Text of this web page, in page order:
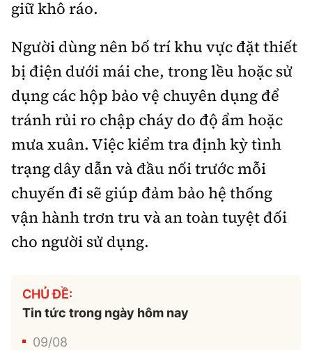
giữ khô ráo.
Người dùng nên bố trí khu vực đặt thiết
bị điện dưới mái che, trong lều hoặc sử
dụng các hộp bảo vệ chuyên dụng để
tránh rủi ro chập cháy do độ ẩm hoặc
mưa xuân. Việc kiểm tra định kỳ tình
trạng dây dẫn và đầu nối trước mỗi
chuyến đi sẽ giúp đảm bảo hệ thống
vận hành trơn tru và an toàn tuyệt đối
cho người sử dụng.
CHỦ ĐỀ:
Tin tức trong ngày hôm nay
09/08